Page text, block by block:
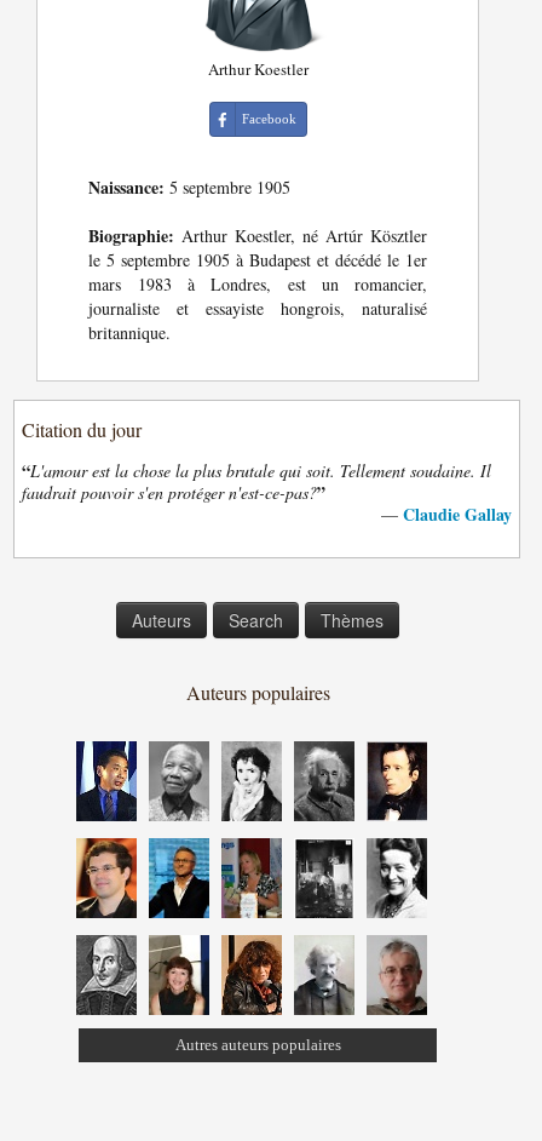
Arthur Koestler
Facebook
Naissance: 5 septembre 1905
Biographie: Arthur Koestler, né Artúr Kösztler
le 5 septembre 1905 à Budapest et décédé le 1er
mars 1983 à Londres, est un romancier,
journaliste et essayiste hongrois, naturalisé
britannique.
Citation du jour
“L'amour est la chose la plus brutale qui soit. Tellement soudaine. Il
faudrait pouvoir s'en protéger n'est-ce-pas?”
— Claudie Gallay
Auteurs Search Thèmes
Auteurs populaires
Autres auteurs populaires